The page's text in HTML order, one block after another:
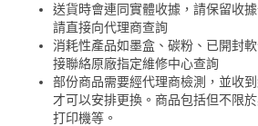
送貨時會連同實體收據，請保留收
請直接向代理商查詢
消耗性產品如墨盒、碳粉、已開封
接聯絡原廠指定維修中心查詢
部份商品需要經代理商檢測，並收
才可以安排更換。商品包括但不限
打印機等。